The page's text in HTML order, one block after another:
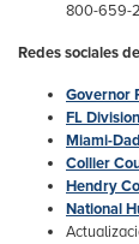
800-659-
Redes sociales
Governor
FL
Miami-
Collier
Hendry
National